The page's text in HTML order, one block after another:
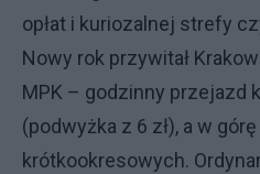
opłat i kuriozalnej strefy
Nowy rok przywitał
MPK – godzinny przejazd
(podwyżka z 6 zł), a w
krótkookresowych.